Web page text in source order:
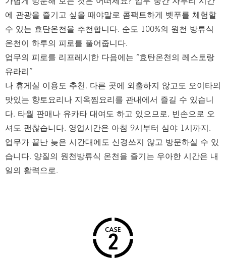
에 관광을 즐기고 싶을 때야말로 콤팩트하게 벳푸를 체험할
수 있는 효탄온천을 추천합니다. 순도 100%의 원천 방류식
온천이 하루의 피로를 풀어줍니다.
업무의 피로를 리프레시한 다음에는 “효탄온천의 레스토랑
유라리”
나 휴게실 이용도 추천. 다른 곳에 외출하지 않고도 오이타의
맛있는 향토요리나 지옥찜요리를 관내에서 즐길 수 있습니
다. 타월 판매나 유카타 대여도 하고 있으므로, 빈손으로 오
셔도 괜찮습니다. 영업시간은 아침 9시부터 심야 1시까지.
업무가 끝난 늦은 시간대에도 신경쓰지 않고 방문하실 수 있
습니다. 양질의 원천방류식 온천을 즐기는 우아한 시간은 내
일의 활력으로.